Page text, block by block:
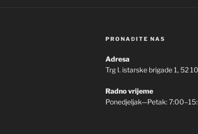
PRONAĐITE NAS
Adresa
Trg I. istarske brigade 1, 52
Radno vrijeme
Ponedjeljak—Petak: